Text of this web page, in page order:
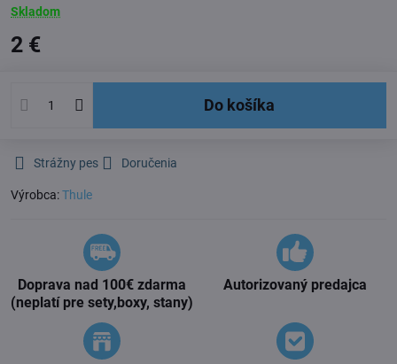
Skladom
2 €
Do košíka
Strážny pes Doručenia
Výrobca:Thule
Doprava nad 100€ zdarma
(neplatí pre sety,boxy, stany)
Autorizovaný predajca